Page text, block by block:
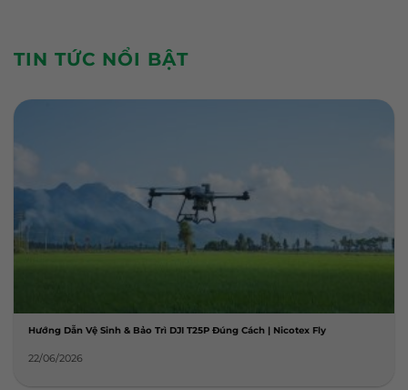
TIN TỨC NỔI BẬT
Hướng Dẫn Vệ Sinh & Bảo Trì DJI T25P Đúng Cách | Nicotex Fly
22/06/2026